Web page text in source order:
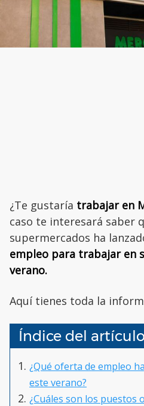
¿Te gustaría trabajar en
caso te interesará saber
supermercados ha
empleo para trabajar en
verano.
Aquí tienes toda la
Índice del artículo
¿Qué oferta de empleo
este verano?
¿Cuáles son los puestos